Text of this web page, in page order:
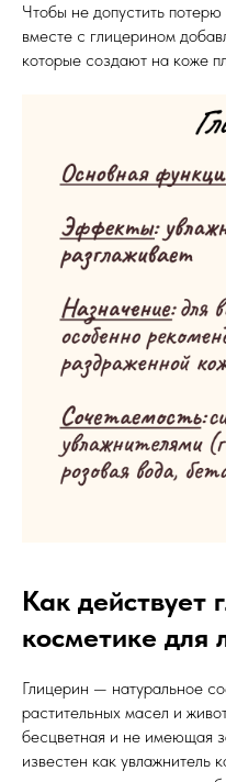
Чтобы не допустить
вместе с глицерином
которые создают на коже
Как действует
косметике для
Глицерин — натуральное
растительных масел и
бесцветная и не имеющая
известен как увлажнитель